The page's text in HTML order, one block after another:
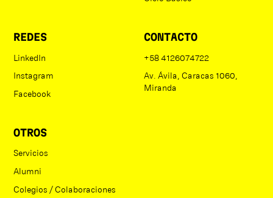
REDES
LinkedIn
Instagram
Facebook
CONTACTO
+58 4126074722
Av. Ávila, Caracas 1060,
Miranda
OTROS
Servicios
Alumni
Colegios / Colaboraciones